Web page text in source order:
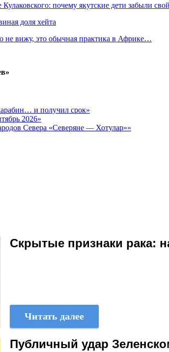
Кулаковского: почему якутские дети забыли
доля хейта
не вижу, это обычная практика в Африке…
и получил срок»
2026»
Севера «Северяне — Хотулар»»
Скрытые признаки рака:
Читать далее
Публичный удар